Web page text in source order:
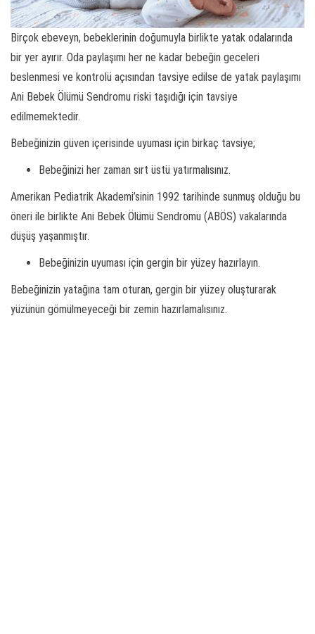
Birçok ebeveyn, bebeklerinin doğumuyla birlikte yatak odalarında
bir yer ayırır. Oda paylaşımı her ne kadar bebeğin geceleri
beslenmesi ve kontrolü açısından tavsiye edilse de yatak paylaşımı
Ani Bebek Ölümü Sendromu riski taşıdığı için tavsiye
edilmemektedir.
Bebeğinizin güven içerisinde uyuması için birkaç tavsiye;
Bebeğinizi her zaman sırt üstü yatırmalısınız.
Amerikan Pediatrik Akademi’sinin 1992 tarihinde sunmuş olduğu bu
öneri ile birlikte Ani Bebek Ölümü Sendromu (ABÖS) vakalarında
düşüş yaşanmıştır.
Bebeğinizin uyuması için gergin bir yüzey hazırlayın.
Bebeğinizin yatağına tam oturan, gergin bir yüzey oluşturarak
yüzünün gömülmeyeceği bir zemin hazırlamalısınız.